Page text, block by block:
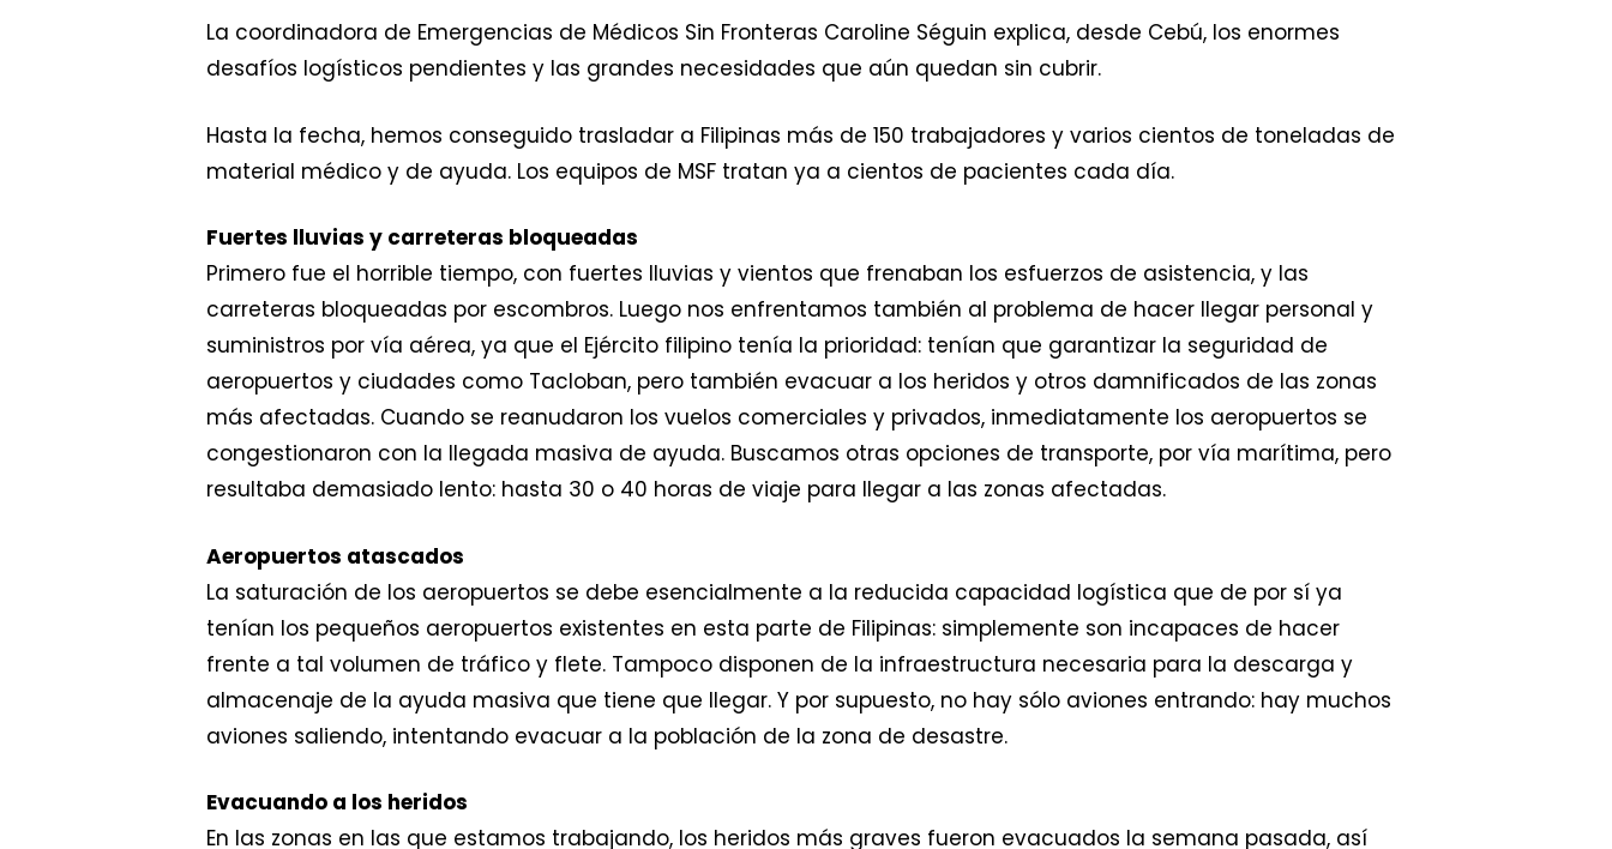
La coordinadora de Emergencias de Médicos Sin Fronteras Caroline Séguin explica, desde Cebú, los enormes
desafíos logísticos pendientes y las grandes necesidades que aún quedan sin cubrir.
Hasta la fecha, hemos conseguido trasladar a Filipinas más de 150 trabajadores y varios cientos de toneladas de
material médico y de ayuda. Los equipos de MSF tratan ya a cientos de pacientes cada día.
Fuertes lluvias y carreteras bloqueadas
Primero fue el horrible tiempo, con fuertes lluvias y vientos que frenaban los esfuerzos de asistencia, y las
carreteras bloqueadas por escombros. Luego nos enfrentamos también al problema de hacer llegar personal y
suministros por vía aérea, ya que el Ejército filipino tenía la prioridad: tenían que garantizar la seguridad de
aeropuertos y ciudades como Tacloban, pero también evacuar a los heridos y otros damnificados de las zonas
más afectadas. Cuando se reanudaron los vuelos comerciales y privados, inmediatamente los aeropuertos se
congestionaron con la llegada masiva de ayuda. Buscamos otras opciones de transporte, por vía marítima, pero
resultaba demasiado lento: hasta 30 o 40 horas de viaje para llegar a las zonas afectadas.
Aeropuertos atascados
La saturación de los aeropuertos se debe esencialmente a la reducida capacidad logística que de por sí ya
tenían los pequeños aeropuertos existentes en esta parte de Filipinas: simplemente son incapaces de hacer
frente a tal volumen de tráfico y flete. Tampoco disponen de la infraestructura necesaria para la descarga y
almacenaje de la ayuda masiva que tiene que llegar. Y por supuesto, no hay sólo aviones entrando: hay muchos
aviones saliendo, intentando evacuar a la población de la zona de desastre.
Evacuando a los heridos
En las zonas en las que estamos trabajando, los heridos más graves fueron evacuados la semana pasada, así